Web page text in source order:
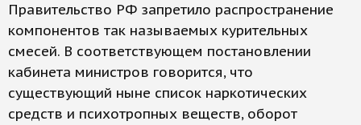
Правительство РФ запретило распространение
компонентов так называемых курительных
смесей. В соответствующем постановлении
кабинета министров говорится, что
существующий ныне список наркотических
средств и психотропных веществ, оборот